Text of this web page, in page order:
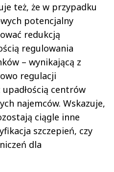
też, że w przypadku
potencjalny
redukcją
regulowania
– wynikającą z
regulacji
centrów
najemców. Wskazuje,
ciągle inne
szczepień, czy
dla